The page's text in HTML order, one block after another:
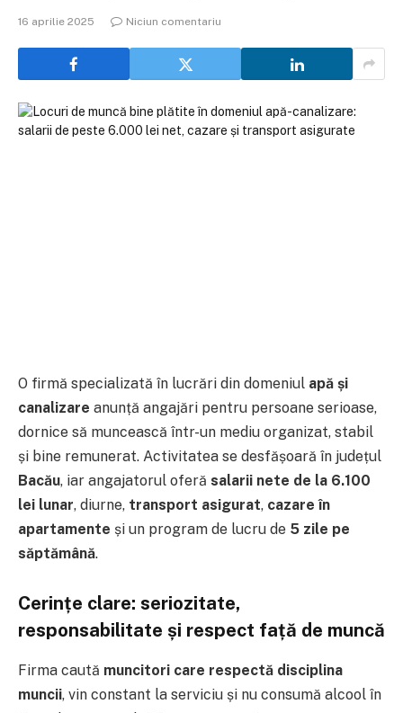
16 aprilie 2025 Niciun comentariu
O firmă specializată în lucrări din domeniul apă și
canalizare anunță angajări pentru persoane serioase,
dornice să muncească într-un mediu organizat, stabil
și bine remunerat. Activitatea se desfășoară în județul
Bacău, iar angajatorul oferă salarii nete de la 6.100
lei lunar, diurne, transport asigurat, cazare în
apartamente și un program de lucru de 5 zile pe
săptămână.
Cerințe clare: seriozitate,
responsabilitate și respect față de muncă
Firma caută muncitori care respectă disciplina
muncii, vin constant la serviciu și nu consumă alcool în